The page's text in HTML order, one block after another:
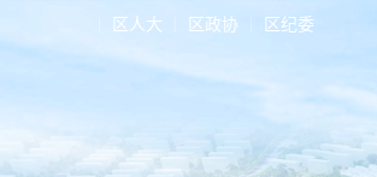
区人大 区政协 区纪委